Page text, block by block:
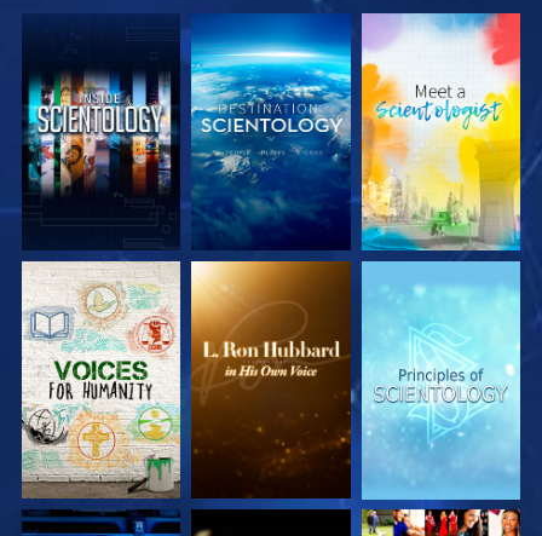
UTFORSKA
SERIEN
UTFORSKA
SERIEN
UTFORSKA
SERIEN